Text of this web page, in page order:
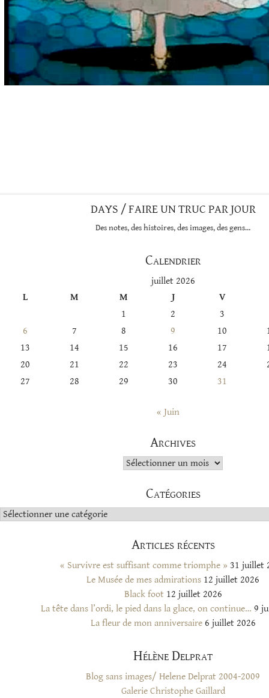
DAYS / FAIRE UN TRUC PAR JOUR
Des notes, des histoires, des images, des gens…
Calendrier
juillet 2026
L
M M J
V
1
2
3
6
7 8 9 10
13
14 15 16 17
20
21 22 23 24
27
28 29 30 31
« Juin
Archives
Archives
Catégories
Catégories
Articles récents
« Survivre est suffisant comme triomphe » 31 juillet
Le Musée de mes admirations 12 juillet 2026
Black foot 12 juillet 2026
La tête dans l’ordi, le pied dans la glace, on continue… 9
La fleur de mon anniversaire 6 juillet 2026
Hélène Delprat
Blog sans images/ Helene Delprat 2004-2009
Galerie Christophe Gaillard